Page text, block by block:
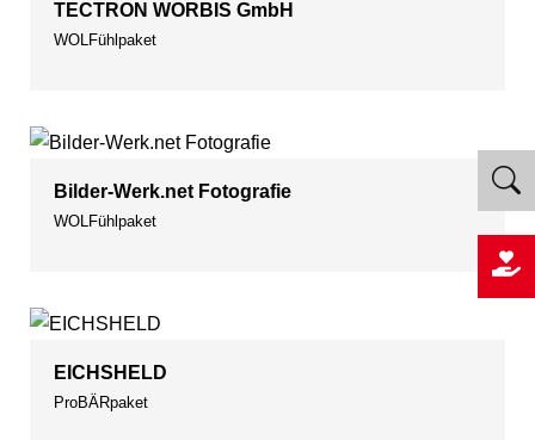
TECTRON WORBIS GmbH
WOLFühlpaket
Bilder-Werk.net Fotografie
WOLFühlpaket
EICHSHELD
ProBÄRpaket